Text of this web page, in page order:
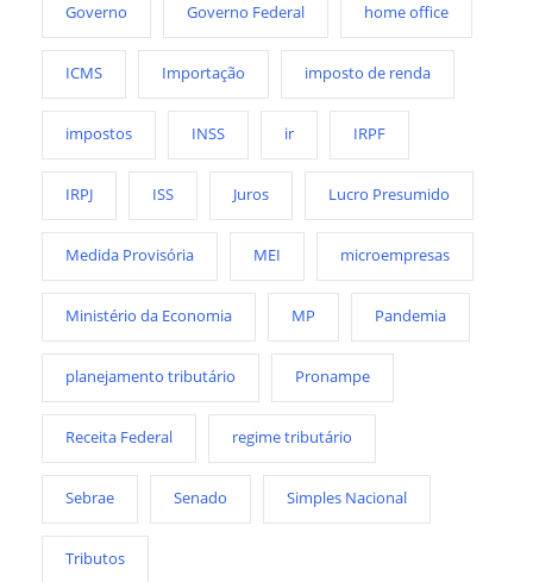
Governo Governo Federal home office
ICMS Importação imposto de renda
impostos INSS ir IRPF
IRPJ ISS Juros Lucro Presumido
Medida Provisória MEI microempresas
Ministério da Economia MP Pandemia
planejamento tributário Pronampe
Receita Federal regime tributário
Sebrae Senado Simples Nacional
Tributos